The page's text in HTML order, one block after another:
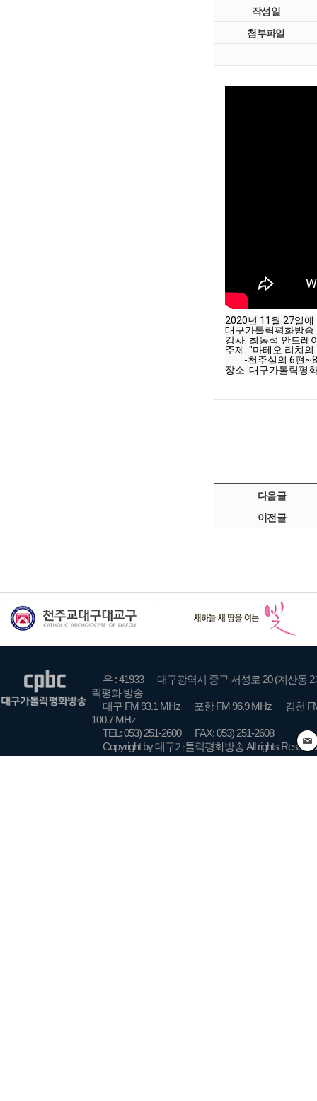
작성일
첨부파일
2020년 11월 27일에
대구가톨릭평화방송
강사: 최동석 안드레
주제: "마테오 리치
-천주실의 6편
장소: 대구가톨릭평
다음글
이전글
우 : 41933
대구광역시 중구 서성로 20 (계산동 2
릭평화 방송
대구 FM 93.1 MHz
포항 FM 96.9 MHz
김천
100.7 MHz
TEL: 053) 251-2600
FAX: 053) 251-2608
Copyright by 대구가톨릭평화방송 All rights